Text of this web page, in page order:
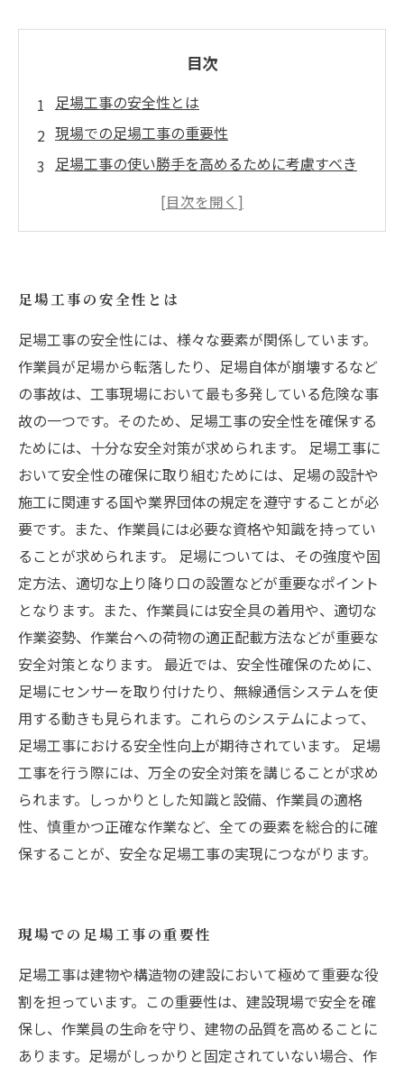
目次
足場工事の安全性とは
現場での足場工事の重要性
足場工事の使い勝手を高めるために考慮すべき
足場工事の安全性とは
足場工事の安全性には、様々な要素が関係しています。
作業員が足場から転落したり、足場自体が崩壊するなど
の事故は、工事現場において最も多発している危険な事
故の一つです。そのため、足場工事の安全性を確保する
ためには、十分な安全対策が求められます。 足場工事に
おいて安全性の確保に取り組むためには、足場の設計や
施工に関連する国や業界団体の規定を遵守することが必
要です。また、作業員には必要な資格や知識を持ってい
ることが求められます。 足場については、その強度や固
定方法、適切な上り降り口の設置などが重要なポイント
となります。また、作業員には安全具の着用や、適切な
作業姿勢、作業台への荷物の適正配載方法などが重要な
安全対策となります。 最近では、安全性確保のために、
足場にセンサーを取り付けたり、無線通信システムを使
用する動きも見られます。これらのシステムによって、
足場工事における安全性向上が期待されています。 足場
工事を行う際には、万全の安全対策を講じることが求め
られます。しっかりとした知識と設備、作業員の適格
性、慎重かつ正確な作業など、全ての要素を総合的に確
保することが、安全な足場工事の実現につながります。
現場での足場工事の重要性
足場工事は建物や構造物の建設において極めて重要な役
割を担っています。この重要性は、建設現場で安全を確
保し、作業員の生命を守り、建物の品質を高めることに
あります。足場がしっかりと固定されていない場合、作